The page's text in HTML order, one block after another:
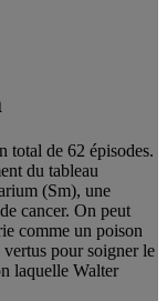
total de 62 épisodes.
du tableau
(Sm), une
cancer. On peut
comme un poison
vertus pour soigner le
laquelle Walter